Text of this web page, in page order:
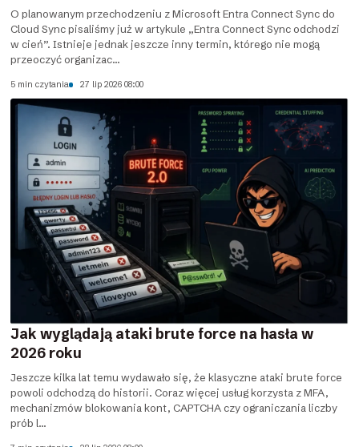
O planowanym przechodzeniu z Microsoft Entra Connect Sync do
Cloud Sync pisaliśmy już w artykule „Entra Connect Sync odchodzi
w cień”. Istnieje jednak jeszcze inny termin, którego nie mogą
przeoczyć organizac...
5 min czytania 27 lip 2026 08:00
Jak wyglądają ataki brute force na hasła w
2026 roku
Jeszcze kilka lat temu wydawało się, że klasyczne ataki brute force
powoli odchodzą do historii. Coraz więcej usług korzysta z MFA,
mechanizmów blokowania kont, CAPTCHA czy ograniczania liczby
prób l...